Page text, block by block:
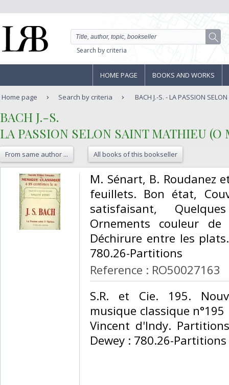
Search by criteria
HOME PAGE BOOKS AND WORKS
Home page Search by criteria BACH J.-S. - LA PASSION
‎BACH J.-S.‎
‎LA PASSION SELON SAINT MATHIEU (O
From same author ... All books of this bookseller
‎M. Sénart, B. Roudanez
feuillets. Bon état,
satisfaisant,
Ornements couleur
Déchirure entre les
780.26-Partitions‎
Reference : RO50027163
‎S.R. et Cie. 195.
musique classique
Vincent d'Indy.
Dewey : 780.26-Partitions‎